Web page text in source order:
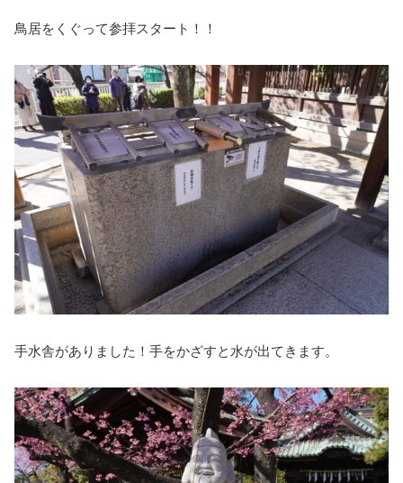
鳥居をくぐって参拝スタート！！
手水舎がありました！手をかざすと水が出てきます。